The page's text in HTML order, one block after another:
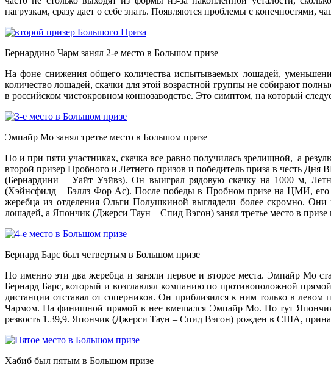
нагрузкам, сразу дает о себе знать. Появляются проблемы с конечностями,
Бернардино Чарм занял 2-е место в Большом призе
На фоне снижения общего количества испытываемых лошадей,
количество лошадей, скачки для этой возрастной группы не собирают
в российском чистокровном коннозаводстве. Это симптом, на который
Эмпайр Мо занял третье место в Большом призе
Но и при пяти участниках, скачка все равно получилась зрелищной, а
второй призер Пробного и Летнего призов и победитель приза в честь
(Бернардини – Уайт Уэйвз). Он выиграл рядовую скачку на 1000 м,
(Хэйнсфилд – Бэллз Фор Ас). После победы в Пробном призе на ЦМИ, его
жеребца из отделения Ольги Полушкиной выглядели более скромно.
лошадей, а Япончик (Джерси Таун – Спид Вэгон) занял третье место в
Бернард Барс был четвертым в Большом призе
Но именно эти два жеребца и заняли первое и второе места. Эмпайр Мо
Бернард Барс, который и возглавлял компанию по противоположной
дистанции отставал от соперников. Он приблизился к ним только в
Чармом. На финишной прямой в нее вмешался Эмпайр Мо. Но тут
резвость 1.39,9. Япончик (Джерси Таун – Спид Вэгон) рожден в США,
Хабиб был пятым в Большом призе